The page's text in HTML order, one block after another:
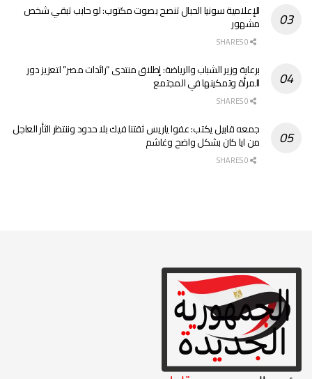
الإعلامية سونيا الحبال تنصح بصوت مكتوب: لو حابب تبقي شخص
مشهور
برعاية وزير الشباب والرياضة: إطلاق منتدى “رائدات مصر” لتعزيز دور
المرأة وتمكينها في المجتمع
جمعه قابيل يكتب: عفوا ياريس ثقتنا فيك بلا حدود وننتظر الثأر العاجل
من ايا كان بشكل واضح وغاشم